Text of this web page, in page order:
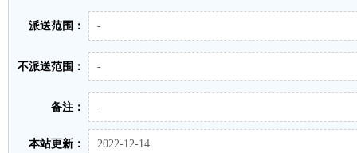
派送范围： -
不派送范围： -
备注： -
本站更新： 2022-12-14